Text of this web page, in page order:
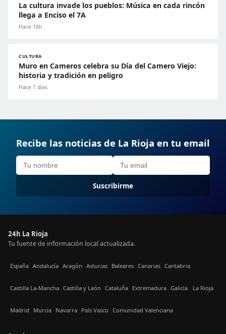
La cultura invade los pueblos: Música en cada rincón
llega a Enciso el 7A
Hace 16h
CULTURA
Muro en Cameros celebra su Día del Camero Viejo:
historia y tradición en peligro
Hace 1 días
Recibe las noticias de La Rioja en tu email
Suscribirme
24h La Rioja
Tu fuente de información local actualizada.
España Andalucía Aragón Asturias Baleares Canarias Cantabria
Castilla La-Mancha Castilla y León Cataluña Extremadura Galicia La Rioja
Madrid Murcia Navarra País Vasco Comunidad Valenciana